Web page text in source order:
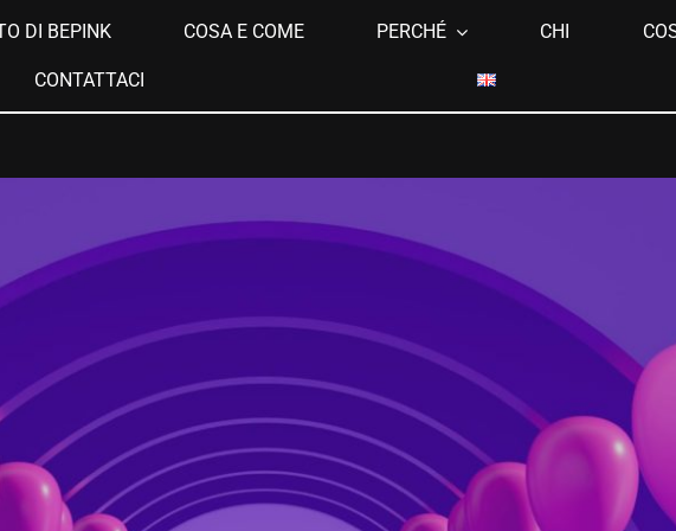
DI BEPINK COSA E COME PERCHÉ CHI
CONTATTACI